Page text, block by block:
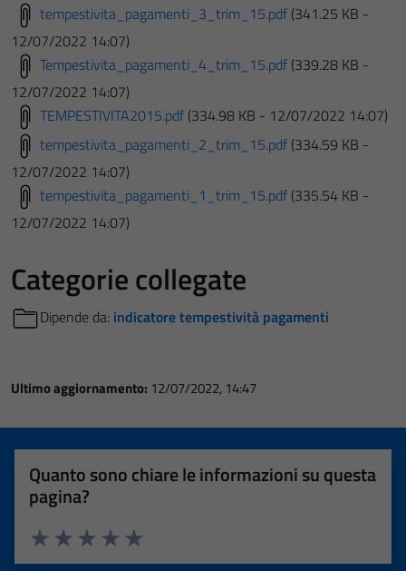
tempestivita_pagamenti_3_trim_15.pdf (341.25 KB -
12/07/2022 14:07)
Tempestivita_pagamenti_4_trim_15.pdf (339.28 KB -
12/07/2022 14:07)
TEMPESTIVITA2015.pdf (334.98 KB - 12/07/2022 14:07)
tempestivita_pagamenti_2_trim_15.pdf (334.59 KB -
12/07/2022 14:07)
tempestivita_pagamenti_1_trim_15.pdf (335.54 KB -
12/07/2022 14:07)
Categorie collegate
Dipende da: indicatore tempestività pagamenti
Ultimo aggiornamento: 12/07/2022, 14:47
Quanto sono chiare le informazioni su questa
pagina?
Valuta 5 stelle su 5
Valuta 4 stelle su 5
Valuta 3 stelle su 5
Valuta 2 stelle su 5
Valuta 1 stelle su 5